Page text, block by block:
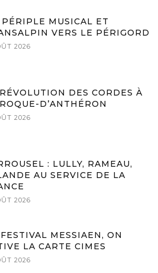
MUSICAL ET
VERS LE PÉRIGORD
2026
DES CORDES À
D’ANTHÉRON
2026
: LULLY, RAMEAU,
AU SERVICE DE LA
2026
MESSIAEN, ON
LA CARTE CIMES
2026